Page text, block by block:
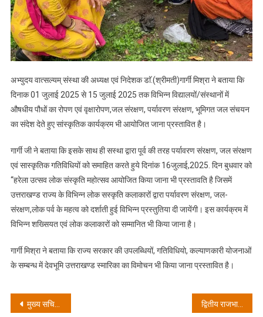
अभ्युदय वात्सल्यम् संस्था की अध्यक्ष एवं निदेशक डाॅ.(श्रीमती)गार्गी मिश्रा ने बताया कि
दिनाक 01 जुलाई 2025 से 15 जुलाई 2025 तक विभिन्न विद्यालयों/संस्थानों में
औषधीय पौधों का रोपण एवं वृक्षारोपण,जल संरक्षण, पर्यावरण संरक्षण, भूमिगत जल संचयन
का संदेश देते हुए सांस्कृतिक कार्यक्रम भी आयोजित जाना प्रस्तावित है।
गार्गी जी ने बताया कि इसके साथ ही सस्था द्वारा पूर्व की तरह पर्यावरण संरक्षण, जल संरक्षण
एवं सास्कृतिक गतिविधियों को समाहित करते हुये दिनांक 16जुलाई,2025. दिन बुधवार को
“हरेला उत्सव लोक संस्कृति महोत्सव आयोजित किया जाना भी प्रस्तावति है जिसमें
उत्तराखण्ड राज्य के विभिन्न लोक सस्कृति कलाकारों द्वारा पर्यावरण संरक्षण, जल-
संरक्षण,लोक पर्व के महत्व को दर्शाती हुई विभिन्न प्रस्तुतिया दी जायेंगी। इस कार्यक्रम में
विभिन्न शख्सियत एवं लोक कलाकारों को सम्मानित भी किया जाना है।
गार्गी मिश्रा ने बताया कि राज्य सरकार की उपलब्धियों, गतिविधियो, कल्याणकारी योजनाओं
के सम्बन्ध में देवभूमि उत्तराखण्ड स्मारिका का विमोचन भी किया जाना प्रस्तावित है।
Post
मुख्य सचिव ने राष्ट्रीय राजमार्ग परियोजनाओं की समीक्षा करते हुए शीघ्र कार्यवाही और उच्चस्तरीय मॉनिटरिंग के दिए निर्देश द्वितीय राजभाषा संस्कृत के उन्नयन हेतु संस्कृत भारती प्रतिनिधिमण्डल की मुख्यमंत्री से भेंट